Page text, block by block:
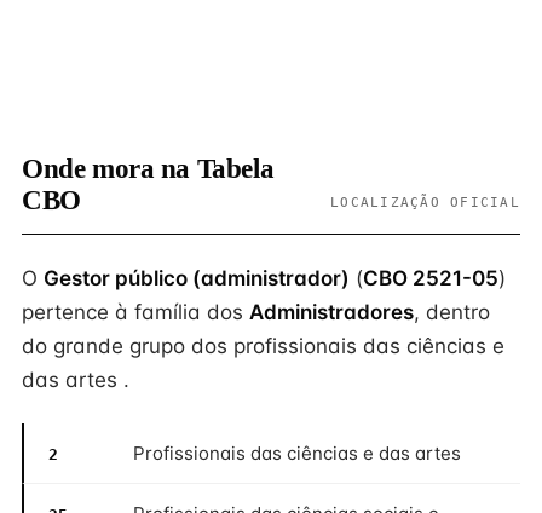
Onde mora na Tabela
CBO
LOCALIZAÇÃO OFICIAL
O Gestor público (administrador) (CBO 2521-05)
pertence à família dos Administradores, dentro
do grande grupo dos profissionais das ciências e
das artes .
2 Profissionais das ciências e das artes